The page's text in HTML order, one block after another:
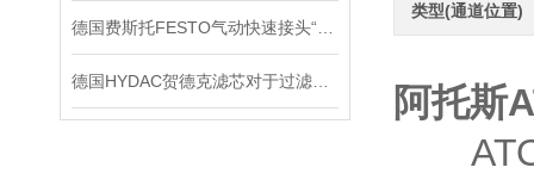
类型(通道位置)
阿托斯